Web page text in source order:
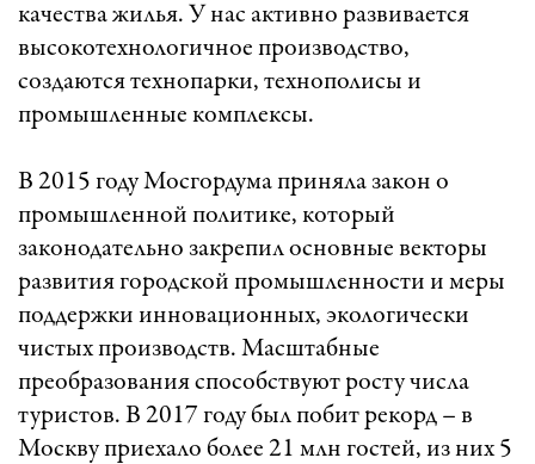
качества жилья. У нас активно развивается
высокотехнологичное производство,
создаются технопарки, технополисы и
промышленные комплексы.
В 2015 году Мосгордума приняла закон о
промышленной политике, который
законодательно закрепил основные векторы
развития городской промышленности и меры
поддержки инновационных, экологически
чистых производств. Масштабные
преобразования способствуют росту числа
туристов. В 2017 году был побит рекорд – в
Москву приехало более 21 млн гостей, из них 5